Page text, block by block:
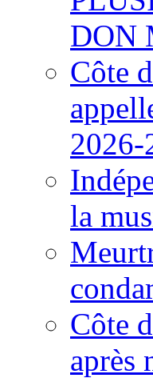
DON
Côte
2026-
la
Côte
après